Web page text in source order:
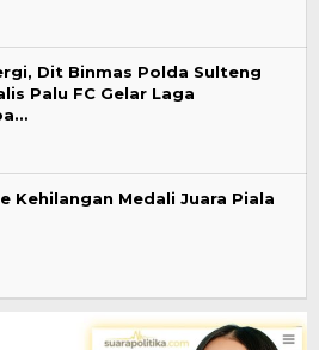
Dit Binmas Polda Sulteng
Palu FC Gelar Laga
Kehilangan Medali Juara Piala